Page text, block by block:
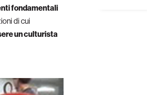
fondamentali
di cui
un culturista